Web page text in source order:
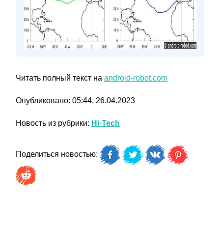
Читать полный текст на android-robot.com
Опубликовано: 05:44, 26.04.2023
Новость из рубрики: Hi-Tech
Поделиться новостью: